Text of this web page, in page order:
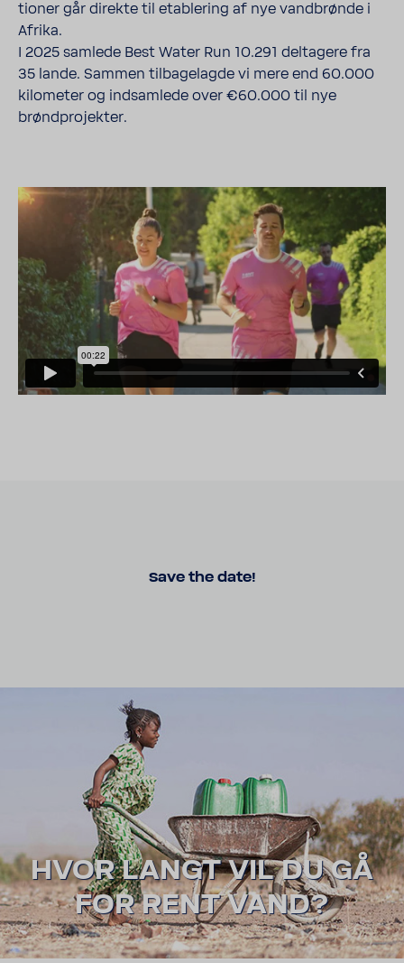
tioner går direkte til etab­le­ring af nye vand­brønde i
Afrika.
I 2025 samlede Best Water Run 10.291 delta­gere fra
35 lande. Sammen tilba­ge­lagde vi mere end 60.000
kilo­meter og indsam­lede over €60.000 til nye
brønd­pro­jekter.
Save the date!
HVOR LANGT VIL DU GÅ
FOR RENT VAND?